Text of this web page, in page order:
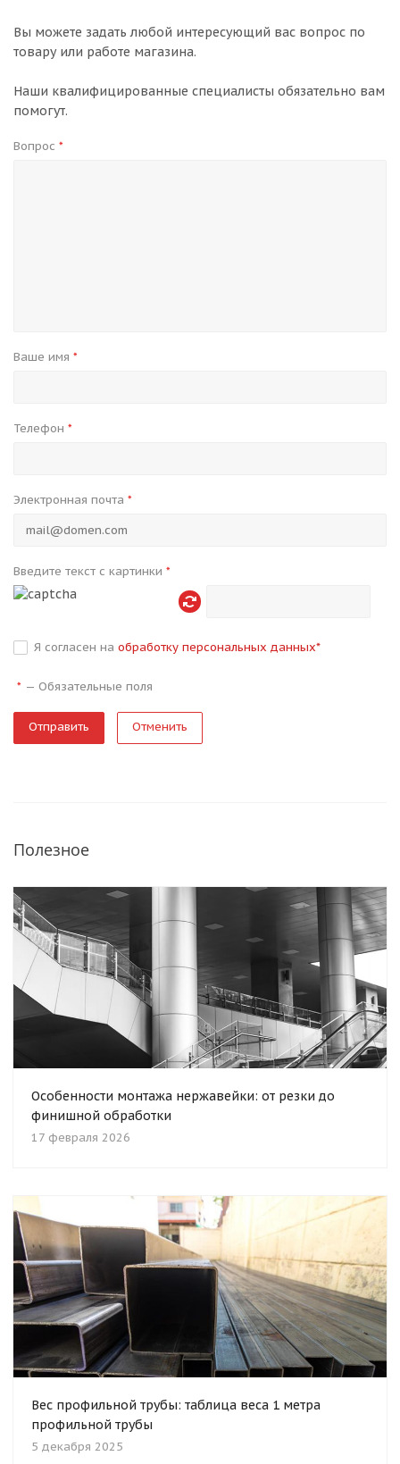
Вы можете задать любой интересующий вас вопрос по
товару или работе магазина.
Наши квалифицированные специалисты обязательно вам
помогут.
Вопрос *
Ваше имя *
Телефон *
Электронная почта *
Введите текст с картинки *
Я согласен на обработку персональных данных*
* — Обязательные поля
Отменить
Полезное
Особенности монтажа нержавейки: от резки до
финишной обработки
17 февраля 2026
Вес профильной трубы: таблица веса 1 метра
профильной трубы
5 декабря 2025